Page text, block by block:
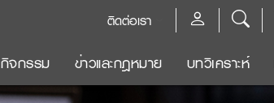
ติดต่อเรา
กิจกรรม ข่าวและกฎหมาย บทวิเคราะห์